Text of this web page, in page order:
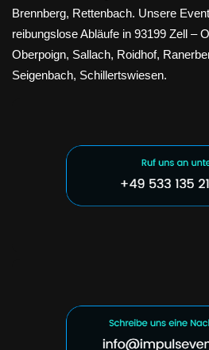
Brennberg, Rettenbach. Unsere
reibungslose Abläufe in 93199 Zell –
Oberpoign, Sallach, Roidhof,
Seigenbach, Schillertswiesen.